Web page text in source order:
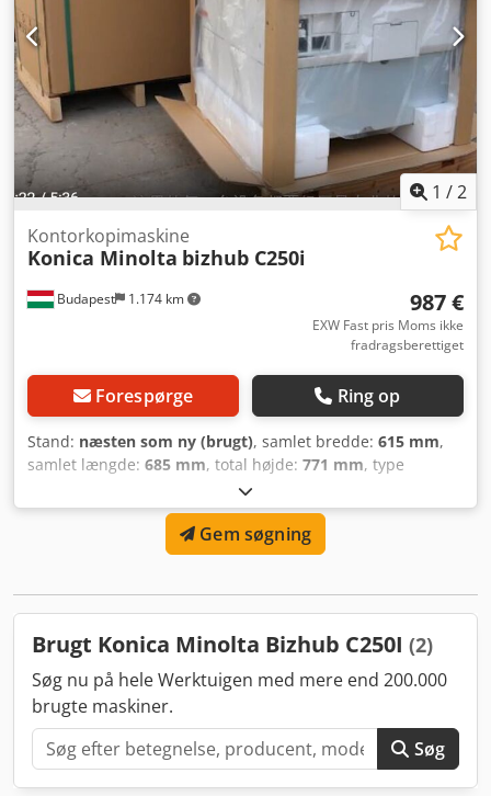
1 /2
Budapest 1.174 km
Kontorkopimaskine
Konica Minolta bizhub C250i
987 €
EXW Fast pris Moms ikke
fradragsberettiget
Forespørge Ring op
Stand: næsten som ny (brugt), samlet bredde: 615 mm,
samlet længde: 685 mm, total højde: 771 mm, type
, transporthøjde:
maskine" kundeoplevelse • Ultralydsrenset, indpakket,
pakket i kasse • Renoveret med langtidsholdbare/originale
dele • Dele renset • Præcist samlet Dodpfxoxac R No
7.000 print/farve) • Opdateret engelsk firmware • Tæller
Minimum 400.000 siders maskinlevetid garanteret • ISO-
certifikat • Miljøvenlig
Gem søgning
Brugt Konica Minolta Bizhub C250I (2)
Søg nu på hele Werktuigen med mere end 200.000
brugte maskiner.
Søg